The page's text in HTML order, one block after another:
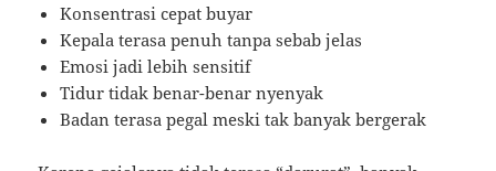
Konsentrasi cepat buyar
Kepala terasa penuh tanpa sebab jelas
Emosi jadi lebih sensitif
Tidur tidak benar-benar nyenyak
Badan terasa pegal meski tak banyak bergerak